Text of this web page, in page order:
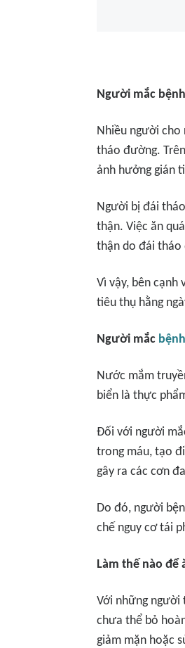
Người mắc bệnh
Nhiều người cho
tháo đường.
ảnh hưởng gián
Người bị đái
thận. Việc ăn
thận do đái tháo
Vì vậy, bên
tiêu thụ hằng
Người mắc
Nước mắm
biển là thực
Đối với người
trong máu, tạo
gây ra các cơn
Do đó, người
chế nguy cơ tái
Làm thế nào để
Với những người
chưa thể bỏ
giảm mặn hoặc